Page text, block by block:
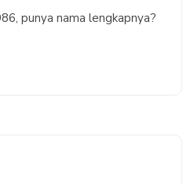
punya nama lengkapnya?